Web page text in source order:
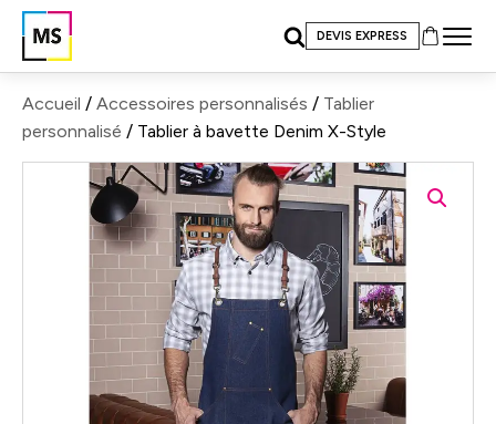
DEVIS EXPRESS
Accueil / Accessoires personnalisés / Tablier
personnalisé / Tablier à bavette Denim X-Style